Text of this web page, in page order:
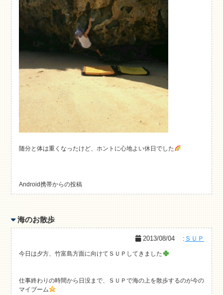
随分と体は重くなったけど、ホントに心地よい休日でした
Android携帯からの投稿
海のお散歩
2013/08/04 : ＳＵＰ
今日は夕方、竹富島方面に向けてＳＵＰしてきました
仕事終わりの時間から日没まで、ＳＵＰで海の上を散歩するのが今の
マイブーム